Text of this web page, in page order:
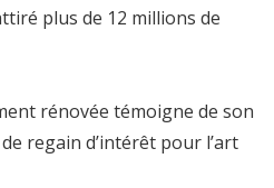
plus de 12 millions de
rénovée témoigne de son
regain d’intérêt pour l’art